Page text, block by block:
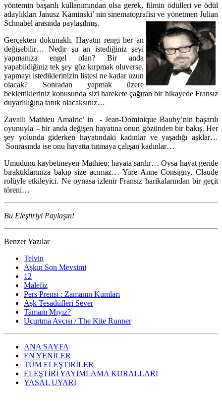
yöntemin başarılı kullanımından olsa gerek, filmin ödülleri ve ödül
adaylıkları Janusz Kaminski’ nin sinematografisi ve yönetmen Julian
Schnabel arasında paylaşılmış.
Gerçekten dokunaklı. Hayatın rengi her an
değişebilir… Nedir şu an istediğiniz şeyi
yapmanıza engel olan? Bir anda
yapabildiğiniz tek şey göz kırpmak oluverse,
yapmayı istediklerinizin listesi ne kadar uzun
olacak? Sonradan yapmak üzere
beklettikleriniz konusunda sizi harekete çağıran bir hikayede Fransız
duyarlılığına tanık olacaksınız…
Zavallı Mathieu Amalric’ in - Jean-Dominique Bauby’nin başarılı
oyunuyla – bir anda değişen hayatına onun gözünden bir bakış. Her
şey yolunda giderken hayatındaki kadınlar ve yaşadığı aşklar…
Sonrasında ise onu hayatta tutmaya çalışan kadınlar…
Umudunu kaybetmeyen Mathieu; hayata sarılır… Oysa hayat geride
bıraktıklarınıza bakıp size acımaz… Yine Anne Consigny, Claude
rolüyle etkileyici. Ne oynasa izlenir Fransız harikalarından bir geçit
töreni…
Bu Eleştiriyi Paylaşın!
Benzer Yazılar
Telvin
Aşkın Son Mevsimi
12
Malefiz
Pers Prensi : Zamanın Kumları
Aşk Tesadüfleri Sever
Tamam Mıyız?
Uçurtma Avcısı / The Kite Runner
ANA SAYFA
EN YENİLER
TÜM ELEŞTİRİLER
ELEŞTİRİ YAYIMLAMA KURALLARI
YASAL UYARI